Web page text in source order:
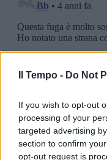
Il Tempo - Do Not
If you wish to opt-out
processing of your
targeted advertising
section to confirm
opt-out request is